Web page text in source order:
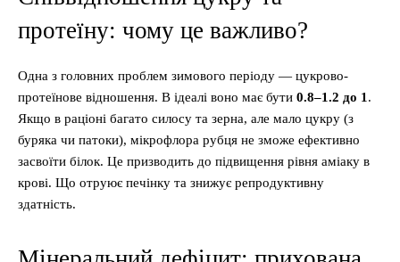
протеїну: чому це важливо?
Одна з головних проблем зимового періоду — цукрово-
протеїнове відношення. В ідеалі воно має бути 0.8–1.2 до 1 .
Якщо в раціоні багато силосу та зерна, але мало цукру (з
буряка чи патоки), мікрофлора рубця не зможе ефективно
засвоїти білок. Це призводить до підвищення рівня аміаку в
крові. Що отруює печінку та знижує репродуктивну
здатність.